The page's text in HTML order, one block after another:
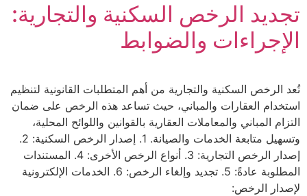
تجديد الرخص السكنية والتجارية:
الإجراءات والضوابط
تُعد الرخص السكنية والتجارية من أهم المتطلبات القانونية لتنظيم
استخدام العقارات والمباني، حيث تساعد هذه الرخص على ضمان
التزام المباني والمعاملات العقارية بالقوانين واللوائح المحلية،
وتسهيل متابعة الخدمات والصيانة. 1. إصدار الرخص السكنية: 2.
إصدار الرخص التجارية: 3. أنواع الرخص الأخرى: 4. المستندات
المطلوبة عادةً: 5. تجديد وإلغاء الرخص: 6. الخدمات الإلكترونية
لإصدار الرخص: